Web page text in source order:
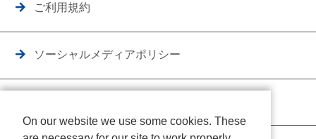
ご利用規約
ソーシャルメディアポリシー
On our website we use some cookies. These